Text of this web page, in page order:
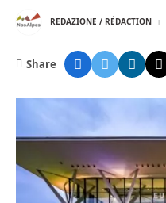
REDAZIONE / RÉDACTION
Share